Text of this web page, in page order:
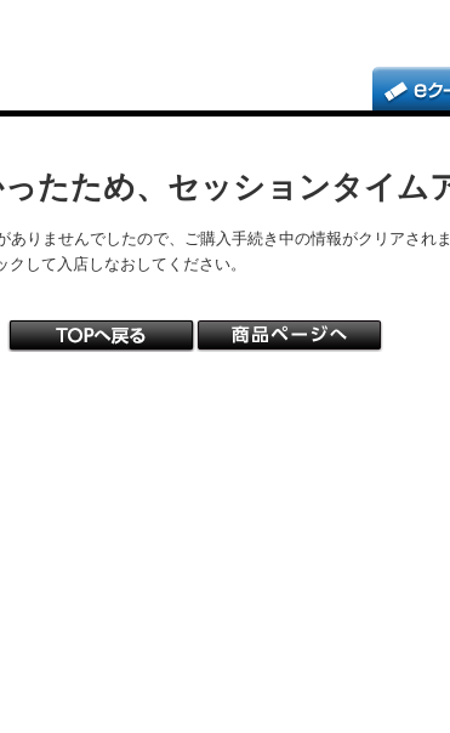
たため、セッションタイム
りませんでしたので、ご購入手続き中の情報がクリアされま
して入店しなおしてください。